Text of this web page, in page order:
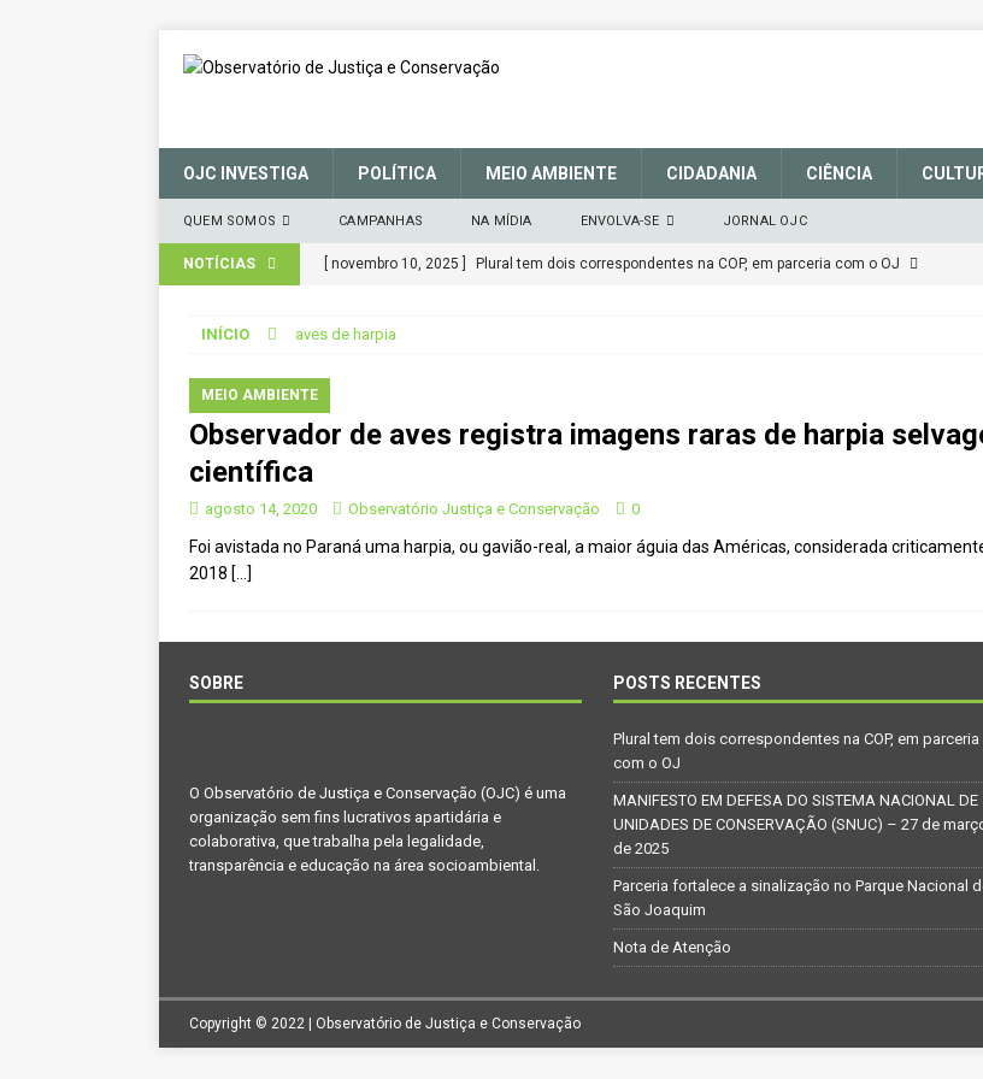
OJC INVESTIGA POLÍTICA MEIO AMBIENTE CIDADANIA CIÊNCIA
QUEM SOMOS CAMPANHAS NA MÍDIA ENVOLVA-SE JORNAL OJC
NOTÍCIAS [ novembro 10, 2025 ] Plural tem dois correspondentes na COP, em parceria com o OJ
[ março 27, 2025 ]
[ janeiro 22, 2025 ] Parceria fortalece a sinalização no Parque Nacional de São Joaquim
[ novembro 29, 2024 ] Nota de Atenção CIDADANIA
[ novembro 11, 2024 ] Nota de Repúdio OPINIÃO
Ameaças do pinus e eucalipto às Florestas com Araucárias nos estados do
Paraná e Santa Catarina MEIO AMBIENTE
[ abril 11, 2022 ] Papagaio-verdadeiro: comércio ilegal faz com que aves percam o habitat natural
CIDADANIA
INÍCIO aves de harpia
MEIO AMBIENTE
Observador de aves registra imagens raras de harpia
científica
agosto 14, 2020 Observatório Justiça e Conservação 0
Foi avistada no Paraná uma harpia, ou gavião-real, a maior águia das Américas, considerada
2018 […]
SOBRE
O Observatório de Justiça e Conservação (OJC) é uma
organização sem fins lucrativos apartidária e
colaborativa, que trabalha pela legalidade,
transparência e educação na área socioambiental.
POSTS RECENTES
Plural tem dois correspondentes na COP, em parceria
com o OJ
MANIFESTO EM DEFESA DO SISTEMA NACIONAL DE
UNIDADES DE CONSERVAÇÃO (SNUC) – 27 de
de 2025
Parceria fortalece a sinalização no Parque Nacional
São Joaquim
Nota de Atenção
Copyright © 2022 | Observatório de Justiça e Conservação